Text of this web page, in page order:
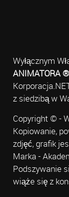
Wyłącznym
ANIMATORA ®
z siedzibą w
Copyright © -
Kopiowanie,
zdjęć, grafik
Marka -
Podszywanie
wiąże się z